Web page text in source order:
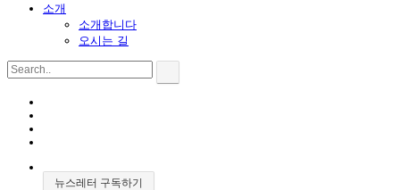
소개
소개합니다
오시는 길
뉴스레터 구독하기